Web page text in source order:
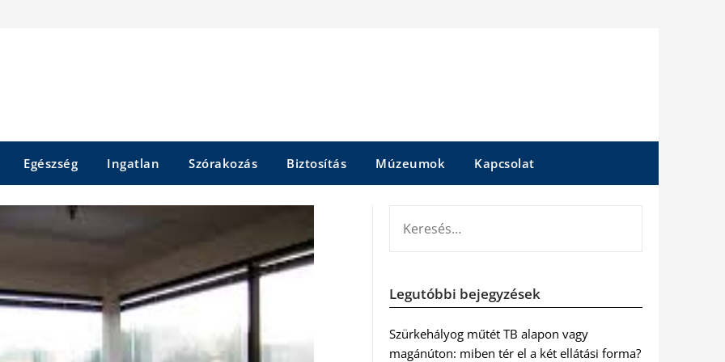
Egészség Ingatlan Szórakozás Biztosítás Múzeumok Kapcsolat
Legutóbbi bejegyzések
Szürkehályog műtét TB alapon vagy
magánúton: miben tér el a két ellátási forma?